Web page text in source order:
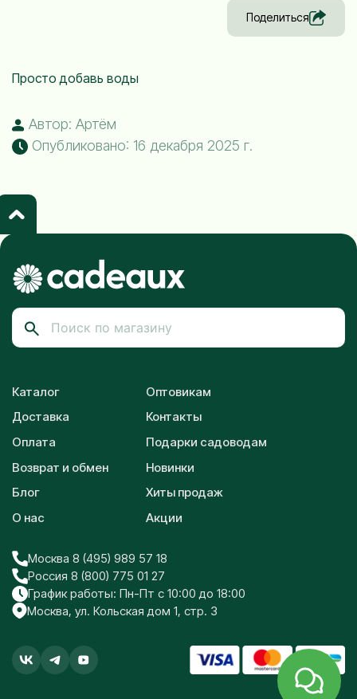
Поделиться
Просто добавь воды
Автор: Артём
Опубликовано: 16 декабря 2025 г.
Каталог
Доставка
Оплата
Возврат и обмен
Блог
О нас
Оптовикам
Контакты
Подарки садоводам
Новинки
Хиты продаж
Акции
Москва 8 (495) 989 57 18
Россия 8 (800) 775 01 27
График работы: Пн-Пт с 10:00 до 18:00
Москва, ул. Кольская дом 1, стр. 3